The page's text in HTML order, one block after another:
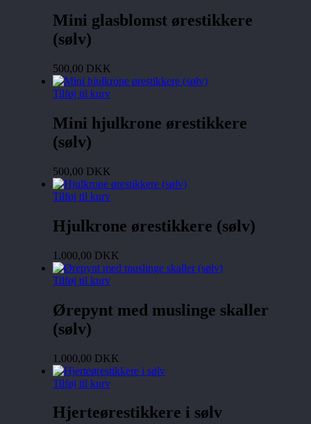
Mini glasblomst ørestikkere
(sølv)
500,00 DKK
Tilføj til kurv
Mini hjulkrone ørestikkere
(sølv)
500,00 DKK
Tilføj til kurv
Hjulkrone ørestikkere (sølv)
1.000,00 DKK
Tilføj til kurv
Ørepynt med muslinge skaller
(sølv)
1.000,00 DKK
Tilføj til kurv
Hjerteørestikkere i sølv